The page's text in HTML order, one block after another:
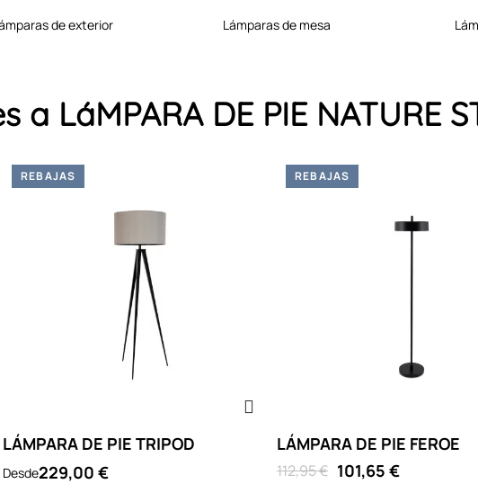
de exterior lámparas de mesa
LáMPARA DE PIE NATURE
LÁMPARA DE PIE TRIPOD
Desde229,00 €
REBAJAS
LÁMPARA DE PIE FEROE
112,95 € 101,65 €
REBAJAS